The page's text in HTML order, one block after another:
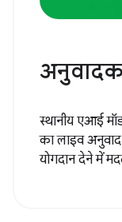
स्थानीय एआई
का लाइव अनुवाद
योगदान देने में